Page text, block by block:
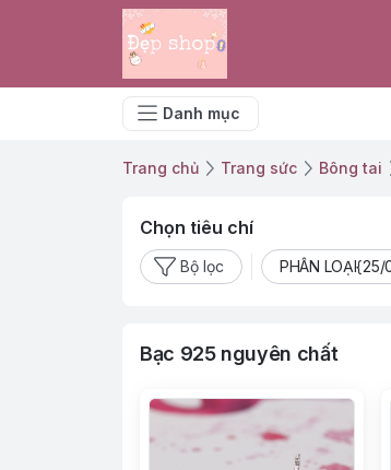
Danh mục
Trang chủ Trang sức Bông tai
Chọn tiêu chí
Bộ lọc PHÂN
Bạc 925 nguyên chất